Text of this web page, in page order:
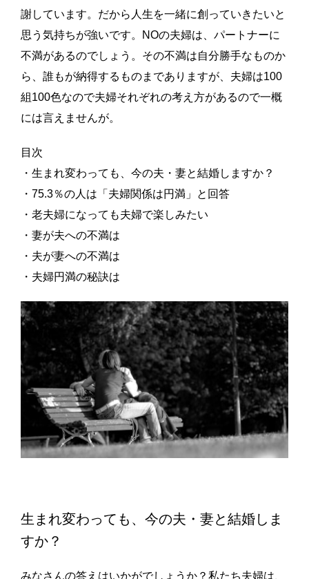
謝しています。だから人生を一緒に創っていきたいと
思う気持ちが強いです。NOの夫婦は、パートナーに
不満があるのでしょう。その不満は自分勝手なものか
ら、誰もが納得するものまでありますが、夫婦は100
組100色なので夫婦それぞれの考え方があるので一概
には言えませんが。
目次
・生まれ変わっても、今の夫・妻と結婚しますか？
・75.3％の人は「夫婦関係は円満」と回答
・老夫婦になっても夫婦で楽しみたい
・妻が夫への不満は
・夫が妻への不満は
・夫婦円満の秘訣は
生まれ変わっても、今の夫・妻と結婚しま
すか？
みなさんの答えはいかがでしょうか？私たち夫婦は、